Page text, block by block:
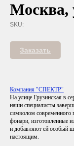
Москва,
SKU:
Заказать
Компания "СПЕКТР"
На улице Грузинская в
наши специалисты
символом современного
фонари, изготовленные
и добавляют ей особый
настоящим.